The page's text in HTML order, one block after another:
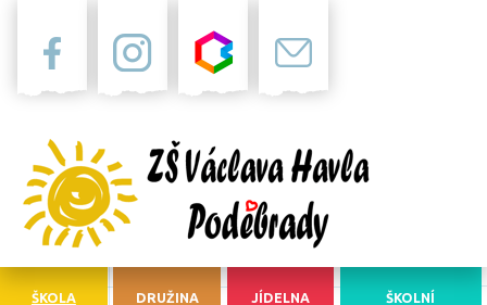
ŠKOLA DRUŽINA JÍDELNA
ŠKOLNÍ